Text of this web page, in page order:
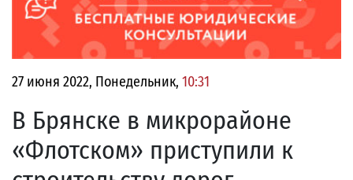
27 июня 2022, Понедельник, 10:31
В Брянске в микрорайоне
«Флотском» приступили к